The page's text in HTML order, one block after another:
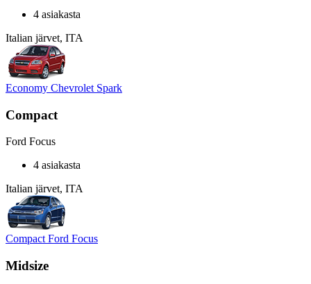
4 asiakasta
Italian järvet, ITA
Economy Chevrolet Spark
Compact
Ford Focus
4 asiakasta
Italian järvet, ITA
Compact Ford Focus
Midsize